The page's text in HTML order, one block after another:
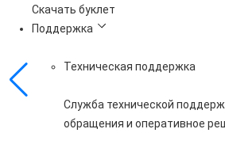
Скачать буклет
Поддержка
Техническая поддержка
Служба технической
обращения и оперативное